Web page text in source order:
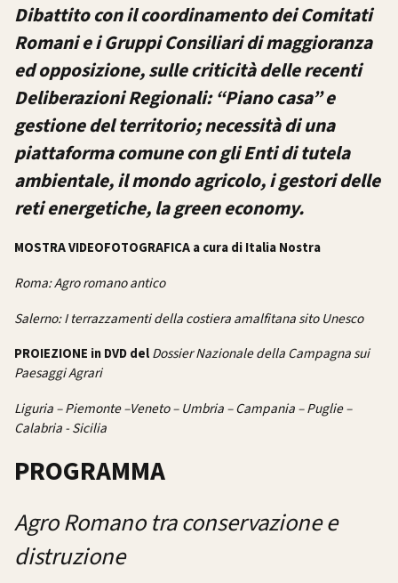
Dibattito con il coordinamento dei Comitati
Romani e i Gruppi Consiliari di maggioranza
ed opposizione, sulle criticità delle recenti
Deliberazioni Regionali: “Piano casa” e
gestione del territorio; necessità di una
piattaforma comune con gli Enti di tutela
ambientale, il mondo agricolo, i gestori delle
reti energetiche, la green economy.
MOSTRA VIDEOFOTOGRAFICA a cura di Italia Nostra
Roma: Agro romano antico
Salerno: I terrazzamenti della costiera amalfitana sito Unesco
PROIEZIONE in DVD delDossier Nazionale della Campagna sui
Paesaggi Agrari
Liguria – Piemonte –Veneto – Umbria – Campania – Puglie –
Calabria - Sicilia
PROGRAMMA
Agro Romano tra conservazione e
distruzione